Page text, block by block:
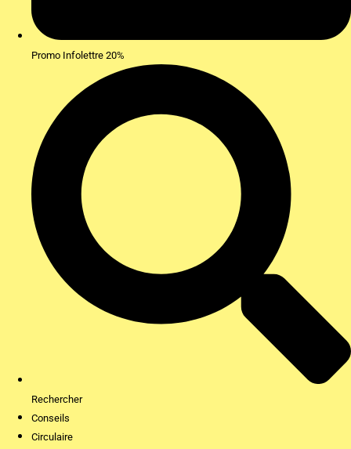
Promo Infolettre 20%
Rechercher
Conseils
Circulaire